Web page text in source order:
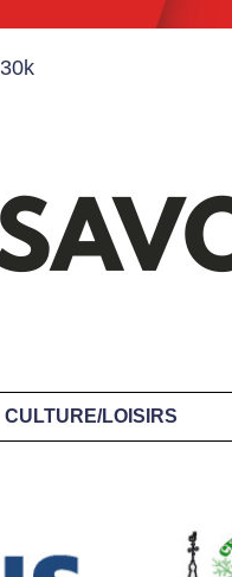
30k
CULTURE/LOISIRS